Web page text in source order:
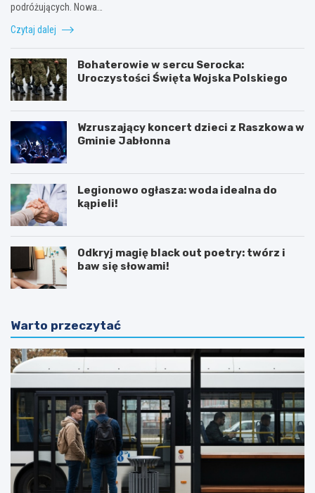
podróżujących. Nowa…
Czytaj dalej
Bohaterowie w sercu Serocka:
Uroczystości Święta Wojska Polskiego
Wzruszający koncert dzieci z Raszkowa w
Gminie Jabłonna
Legionowo ogłasza: woda idealna do
kąpieli!
Odkryj magię black out poetry: twórz i
baw się słowami!
Warto przeczytać